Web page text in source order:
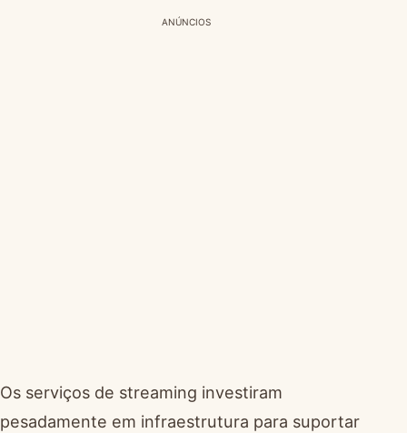
ANÚNCIOS
Os serviços de streaming investiram
pesadamente em infraestrutura para suportar